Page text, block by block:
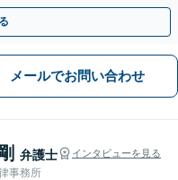
メールでお問い合わせ
弁護士 インタビューを見る
事務所